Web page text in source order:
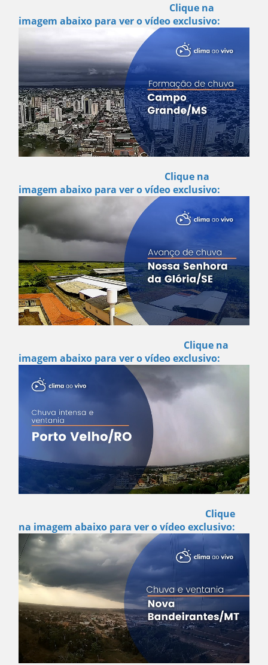
Clique na
imagem abaixo para ver o vídeo exclusivo:
Clique na
imagem abaixo para ver o vídeo exclusivo:
Clique na
imagem abaixo para ver o vídeo exclusivo:
Clique
na imagem abaixo para ver o vídeo exclusivo: